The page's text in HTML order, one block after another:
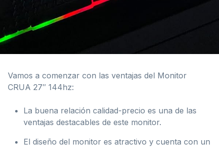
Vamos a comenzar con las ventajas del Monitor
CRUA 27″ 144hz:
La buena relación calidad-precio es una de las
ventajas destacables de este monitor.
El diseño del monitor es atractivo y cuenta con un